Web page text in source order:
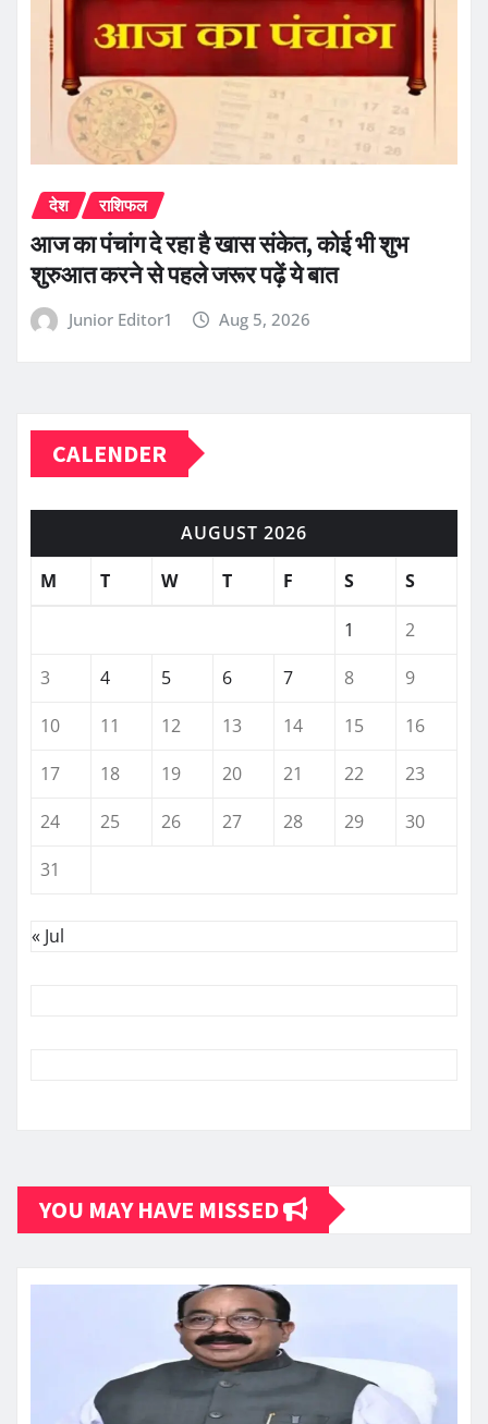
देश राशिफल
आज का पंचांग दे रहा है खास संकेत, कोई भी शुभ
शुरुआत करने से पहले जरूर पढ़ें ये बात
Junior Editor1 Aug 5, 2026
CALENDER
AUGUST 2026
M
T W T F S S
1
2
3
4 5 6 7 8
9
10
11 12 13 14 15
16
17
18 19 20 21 22
23
24
25 26 27 28 29
30
31
« Jul
YOU MAY HAVE MISSED